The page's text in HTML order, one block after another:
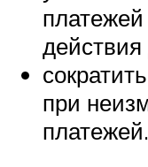
действия
при
платежей.